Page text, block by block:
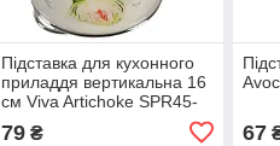
Підставка для кухонного
приладдя вертикальна 16
см Viva Artichoke SPR45-
79₴ 67